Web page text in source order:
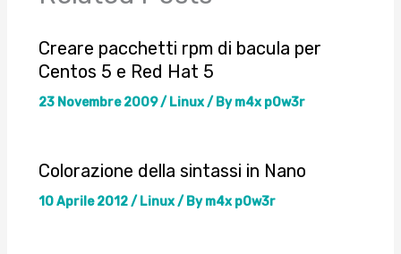
Creare pacchetti rpm di bacula per
Centos 5 e Red Hat 5
23 Novembre 2009/ Linux/ Bym4x p0w3r
Colorazione della sintassi in Nano
10 Aprile 2012/ Linux/ Bym4x p0w3r